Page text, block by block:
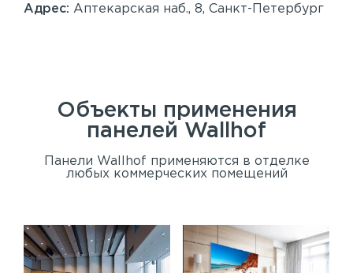
Адрес: Аптекарская наб., 8, Санкт-Петербург
Объекты применения
панелей Wallhof
Панели Wallhof применяются в отделке
любых коммерческих помещений